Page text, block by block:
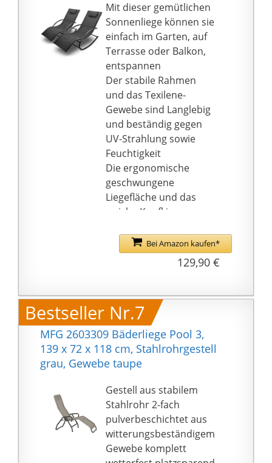
Mit dieser gemütlichen
Sonnenliege können sie
einfach im Garten, auf
Terrasse oder Balkon,
entspannen
Der stabile Rahmen
und das Texilene-
Gewebe sind Langlebig
und beständig gegen
UV-Strahlung sowie
Feuchtigkeit
Die ergonomische
geschwungene
Liegefläche und das
weiche Kopfkissen
Pausen zum Relaxen
Mit einen Gewicht von
nur 9,7 Kg ist die Liege
sich einfach
transportieren
Die perfekte Liege zum
Relaxen, Enspannen,
Lesen und Genießen
Bei Amazon kaufen*
129,90 €
Bestseller Nr.7
MFG 2603309 Bäderliege Pool 3,
139 x 72 x 118 cm, Stahlrohrgestell
grau, Gewebe taupe
Gestell aus stabilem
Stahlrohr 2-fach
pulverbeschichtet aus
witterungsbeständigem
Gewebe komplett